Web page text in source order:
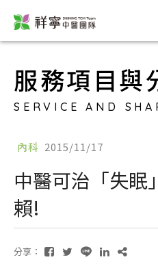
服務項目與
SERVICE AND
內科 2015/11/17
中醫可治「失眠
賴!
分享：